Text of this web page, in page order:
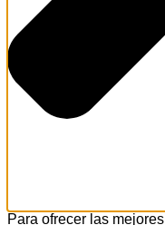
Para ofrecer las